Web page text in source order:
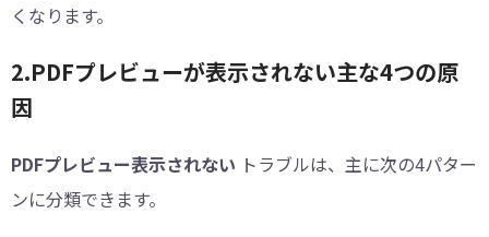
くなります。
2.PDFプレビューが表示されない主な4つの原
因
PDFプレビュー表示されない トラブルは、主に次の4パター
ンに分類できます。